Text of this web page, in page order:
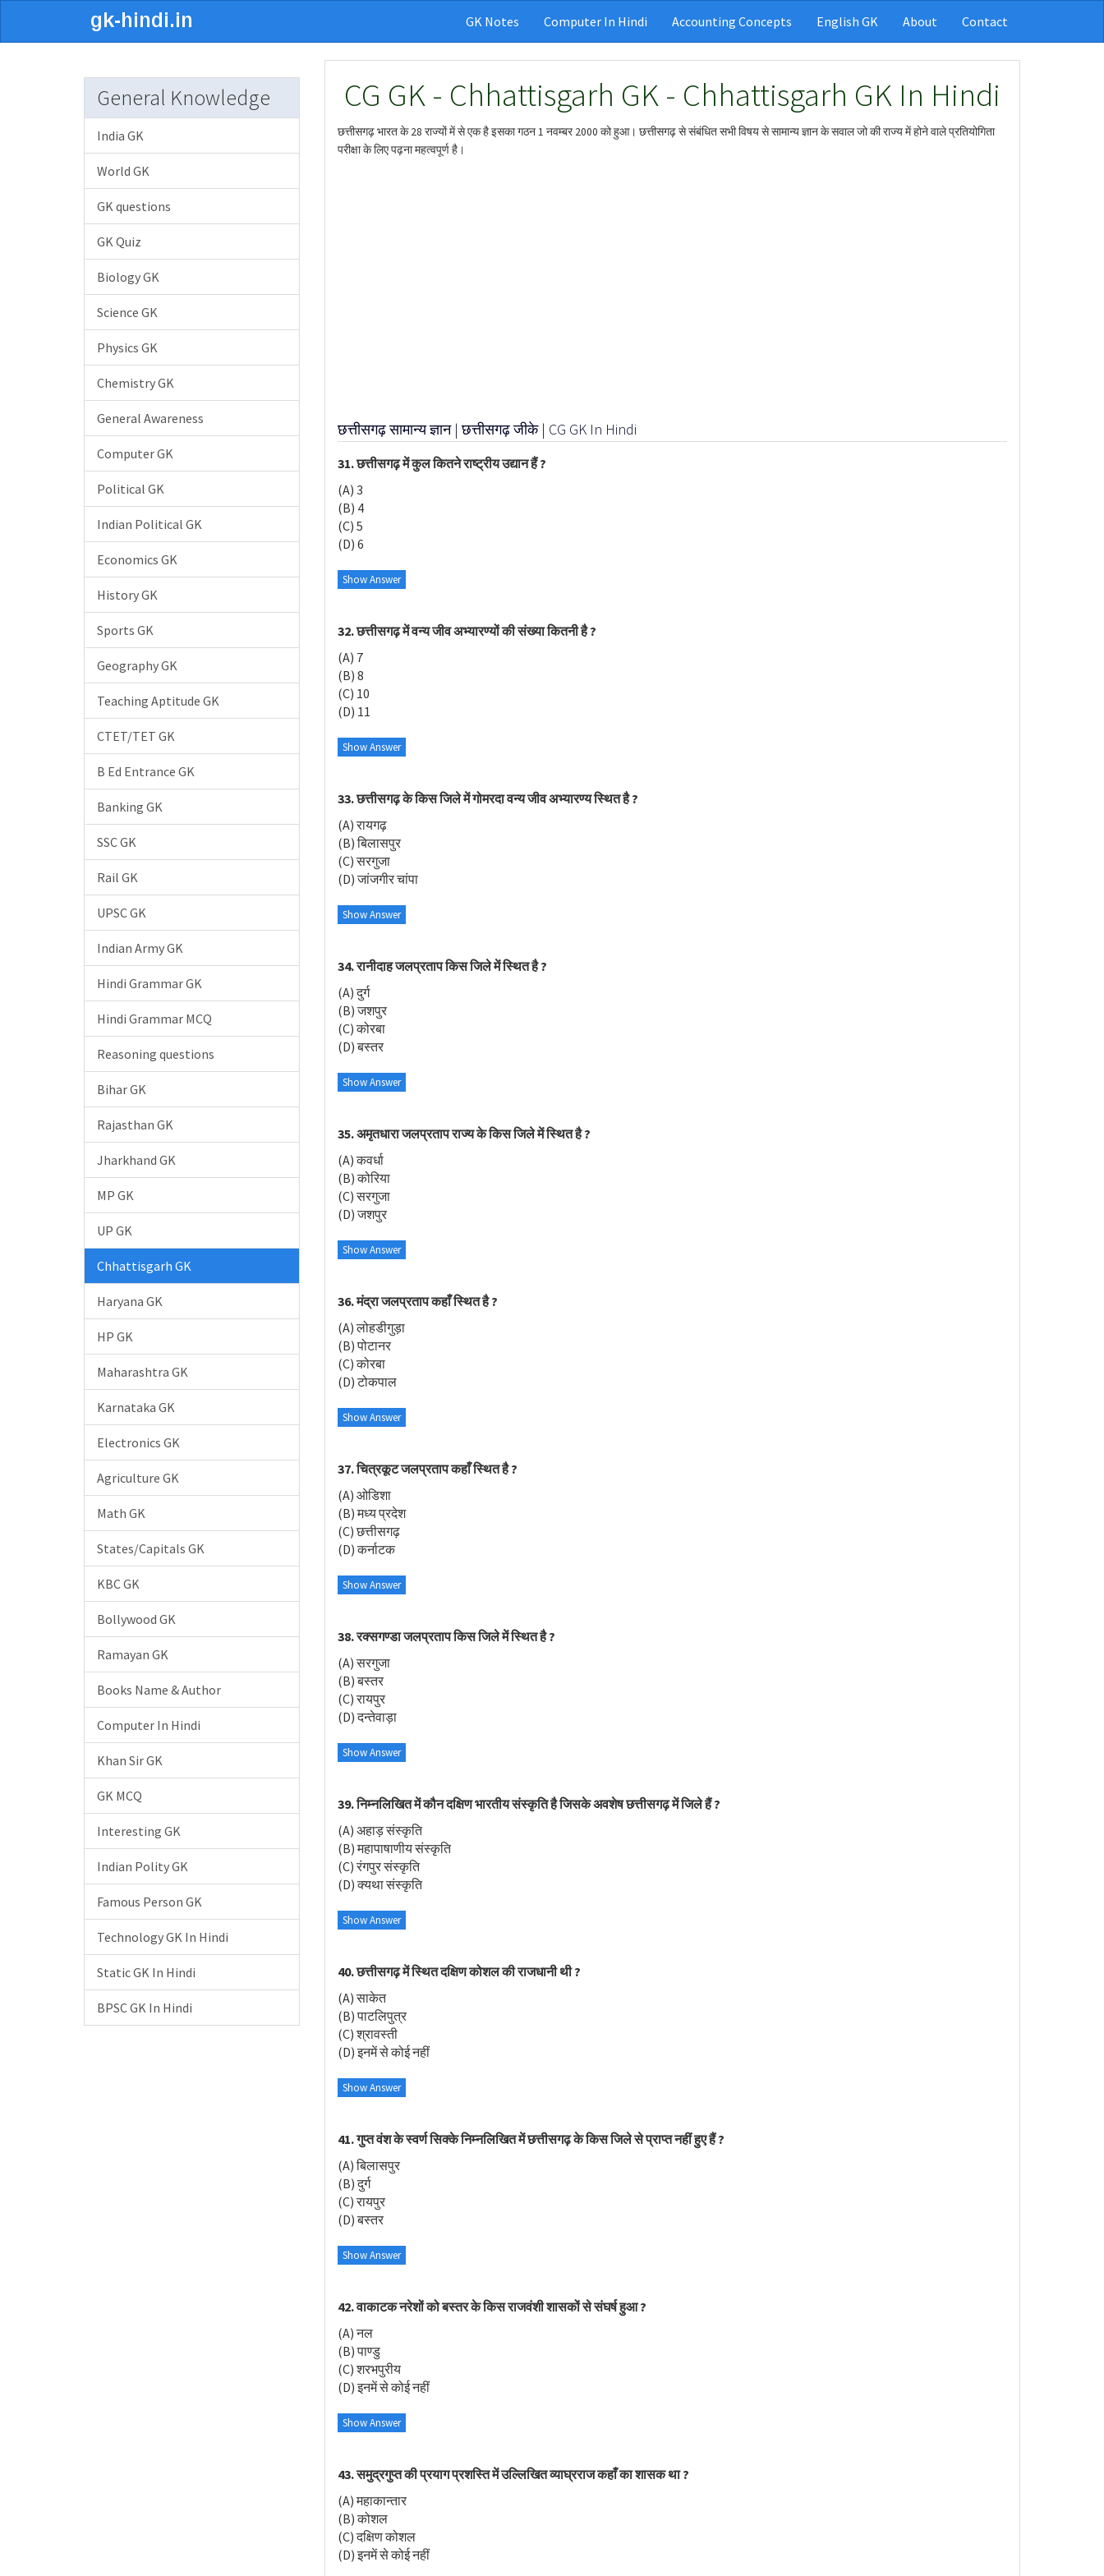
GK Notes Computer In Hindi Accounting Concepts English GK About Contact
CG GK - Chhattisgarh GK - Chhattisgarh GK In Hindi
छत्तीसगढ़ भारत के 28 राज्यों में से एक है इसका गठन 1 नवम्बर 2000 को हुआ। छत्तीसगढ़ से संबंधित सभी विषय से सामान्य ज्ञान के सवाल जो की राज्य में होने वाले प्रतियोगिता
परीक्षा के लिए पढ़ना महत्वपूर्ण है।
छत्तीसगढ़ सामान्य ज्ञान | छत्तीसगढ़ जीके | CG GK In Hindi
31. छत्तीसगढ़ में कुल कितने राष्ट्रीय उद्यान हैं ?
(A) 3
(B) 4
(C) 5
(D) 6
Show Answer
32. छत्तीसगढ़ में वन्य जीव अभ्यारण्यों की संख्या कितनी है ?
(A) 7
(B) 8
(C) 10
(D) 11
Show Answer
33. छत्तीसगढ़ के किस जिले में गोमरदा वन्य जीव अभ्यारण्य स्थित है ?
(A) रायगढ़
(B) बिलासपुर
(C) सरगुजा
(D) जांजगीर चांपा
Show Answer
34. रानीदाह जलप्रताप किस जिले में स्थित है ?
(A) दुर्ग
(B) जशपुर
(C) कोरबा
(D) बस्तर
Show Answer
35. अमृतधारा जलप्रताप राज्य के किस जिले में स्थित है ?
(A) कवर्धा
(B) कोरिया
(C) सरगुजा
(D) जशपुर
Show Answer
36. मंद्रा जलप्रताप कहाँ स्थित है ?
(A) लोहडीगुड़ा
(B) पोटानर
(C) कोरबा
(D) टोकपाल
Show Answer
37. चित्रकूट जलप्रताप कहाँ स्थित है ?
(A) ओडिशा
(B) मध्य प्रदेश
(C) छत्तीसगढ़
(D) कर्नाटक
Show Answer
38. रक्सगण्डा जलप्रताप किस जिले में स्थित है ?
(A) सरगुजा
(B) बस्तर
(C) रायपुर
(D) दन्तेवाड़ा
Show Answer
39. निम्नलिखित में कौन दक्षिण भारतीय संस्कृति है जिसके अवशेष छत्तीसगढ़ में जिले हैं ?
(A) अहाड़ संस्कृति
(B) महापाषाणीय संस्कृति
(C) रंगपुर संस्कृति
(D) क्यथा संस्कृति
Show Answer
40. छत्तीसगढ़ में स्थित दक्षिण कोशल की राजधानी थी ?
(A) साकेत
(B) पाटलिपुत्र
(C) श्रावस्ती
(D) इनमें से कोई नहीं
Show Answer
41. गुप्त वंश के स्वर्ण सिक्के निम्नलिखित में छत्तीसगढ़ के किस जिले से प्राप्त नहीं हुए हैं ?
(A) बिलासपुर
(B) दुर्ग
(C) रायपुर
(D) बस्तर
Show Answer
42. वाकाटक नरेशों को बस्तर के किस राजवंशी शासकों से संघर्ष हुआ ?
(A) नल
(B) पाण्डु
(C) शरभपुरीय
(D) इनमें से कोई नहीं
Show Answer
43. समुद्रगुप्त की प्रयाग प्रशस्ति में उल्लिखित व्याघ्रराज कहाँ का शासक था ?
(A) महाकान्तार
(B) कोशल
(C) दक्षिण कोशल
(D) इनमें से कोई नहीं
General Knowledge
India GK
World GK
GK questions
GK Quiz
Biology GK
Science GK
Physics GK
Chemistry GK
General Awareness
Computer GK
Political GK
Indian Political GK
Economics GK
History GK
Sports GK
Geography GK
Teaching Aptitude GK
CTET/TET GK
B Ed Entrance GK
Banking GK
SSC GK
Rail GK
UPSC GK
Indian Army GK
Hindi Grammar GK
Hindi Grammar MCQ
Reasoning questions
Bihar GK
Rajasthan GK
Jharkhand GK
MP GK
UP GK
Chhattisgarh GK
Haryana GK
HP GK
Maharashtra GK
Karnataka GK
Electronics GK
Agriculture GK
Math GK
States/Capitals GK
KBC GK
Bollywood GK
Ramayan GK
Books Name & Author
Computer In Hindi
Khan Sir GK
GK MCQ
Interesting GK
Indian Polity GK
Famous Person GK
Technology GK In Hindi
Static GK In Hindi
BPSC GK In Hindi